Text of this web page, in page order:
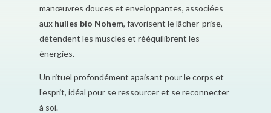
manœuvres douces et enveloppantes, associées
aux huiles bio Nohem, favorisent le lâcher-prise,
détendent les muscles et rééquilibrent les
énergies.
Un rituel profondément apaisant pour le corps et
l’esprit, idéal pour se ressourcer et se reconnecter
à soi.